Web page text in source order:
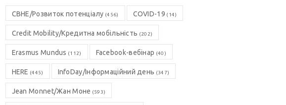
CBHE/Розвиток потенціалу (456) COVID-19 (14)
Credit Mobility/Кредитна мобільність (202)
Erasmus Mundus (112) Facebook-вебінар (40)
HERE (445) InfoDay/Інформаційний день (347)
Jean Monnet/Жан Моне (593)